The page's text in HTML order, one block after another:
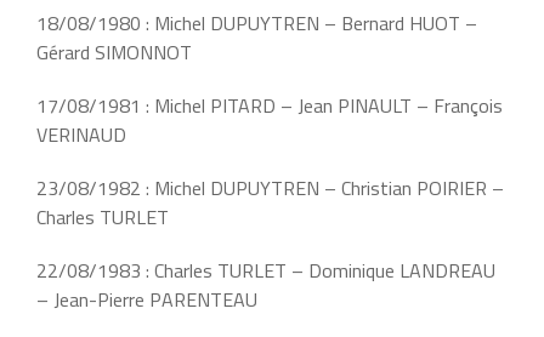
18/08/1980 : Michel DUPUYTREN – Bernard HUOT –
Gérard SIMONNOT
17/08/1981 : Michel PITARD – Jean PINAULT – François
VERINAUD
23/08/1982 : Michel DUPUYTREN – Christian POIRIER –
Charles TURLET
22/08/1983 : Charles TURLET – Dominique LANDREAU
– Jean-Pierre PARENTEAU